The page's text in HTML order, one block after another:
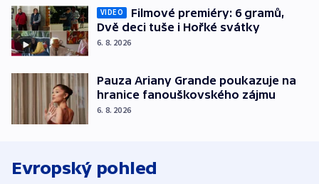
VIDEO
Filmové premiéry: 6 gramů,
Dvě deci tuše i Hořké svátky
6. 8. 2026
Pauza Ariany Grande poukazuje na
hranice fanouškovského zájmu
6. 8. 2026
Evropský pohled